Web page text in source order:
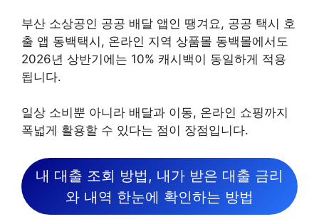
부산 소상공인 공공 배달 앱인 땡겨요, 공공 택시 호
출 앱 동백택시, 온라인 지역 상품몰 동백몰에서도
2026년 상반기에는 10% 캐시백이 동일하게 적용
됩니다.
일상 소비뿐 아니라 배달과 이동, 온라인 쇼핑까지
폭넓게 활용할 수 있다는 점이 장점입니다.
내 대출 조회 방법, 내가 받은 대출 금리
와 내역 한눈에 확인하는 방법